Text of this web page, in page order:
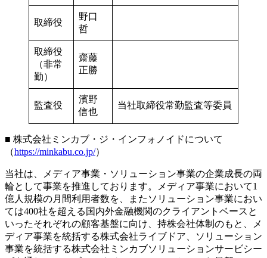
取締役
野口
哲
取締役
（非常
勤）
齋藤
正勝
監査役
濱野
信也
当社取締役常勤監査等委員
■ 株式会社ミンカブ・ジ・インフォノイドについて
（https://minkabu.co.jp/）
当社は、メディア事業・ソリューション事業の企業成長の両
輪として事業を推進しております。メディア事業において1
億人規模の月間利用者数を、またソリューション事業におい
ては400社を超える国内外金融機関のクライアントベースと
いったそれぞれの顧客基盤に向け、持株会社体制のもと、メ
ディア事業を統括する株式会社ライブドア、ソリューション
事業を統括する株式会社ミンカブソリューションサービシー